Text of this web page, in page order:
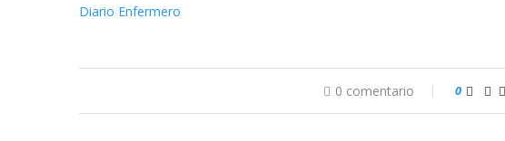
Diario Enfermero
0 comentario 0